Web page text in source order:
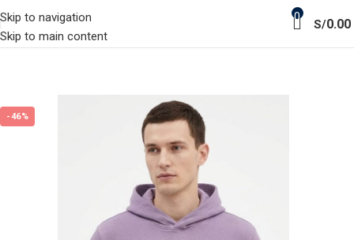
Skip to navigation
Skip to main content
0
S/0.00
-46%